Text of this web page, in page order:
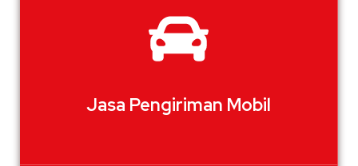
Jasa Pengiriman Mobil